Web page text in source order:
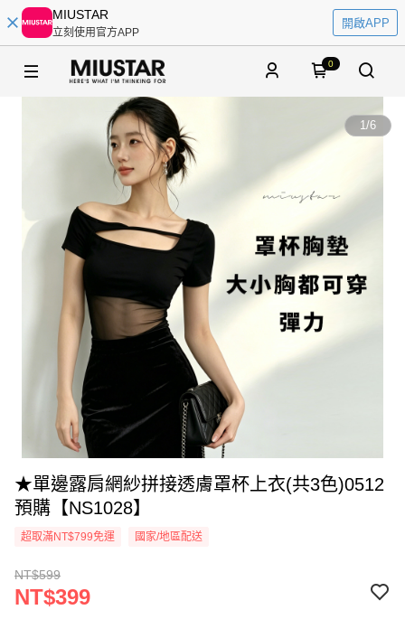
MIUSTAR
立刻使用官方APP
開啟APP
0
1/6
★單邊露肩網紗拼接透膚罩杯上衣(共3色)0512
預購【NS1028】
超取滿NT$799免運 國家/地區配送
NT$599
NT$399